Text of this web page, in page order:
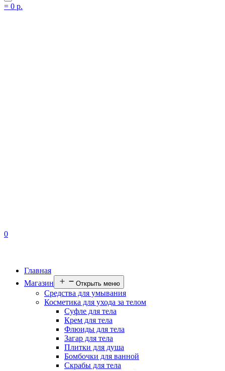
= 0 р.
0
Главная
Магазин
Открыть меню
Средства для умывания
Косметика для ухода за телом
Суфле для тела
Крем для тела
Флюиды для тела
Загар для тела
Плитки для душа
Бомбочки для ванной
Скрабы для тела